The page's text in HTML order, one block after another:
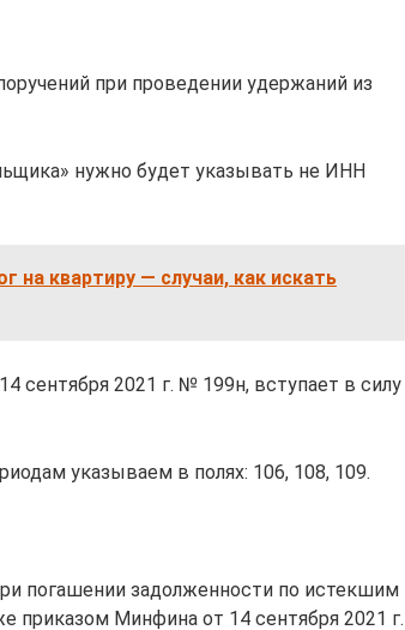
при проведении удержаний из
нужно будет указывать не ИНН
на квартиру — случаи, как искать
сентября 2021 г. № 199н, вступает в силу
указываем в полях: 106, 108, 109.
погашении задолженности по истекшим
приказом Минфина от 14 сентября 2021 г.